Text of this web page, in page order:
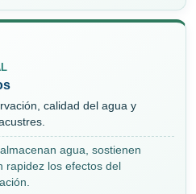
calidad del agua y
agua, sostienen
rapidez los efectos del